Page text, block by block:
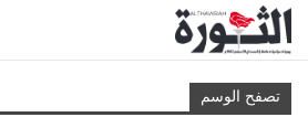
تصفح الوسم